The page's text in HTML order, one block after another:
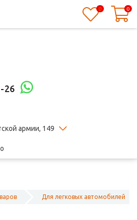
26
армии, 149
0 0
Для легковых автомобилей